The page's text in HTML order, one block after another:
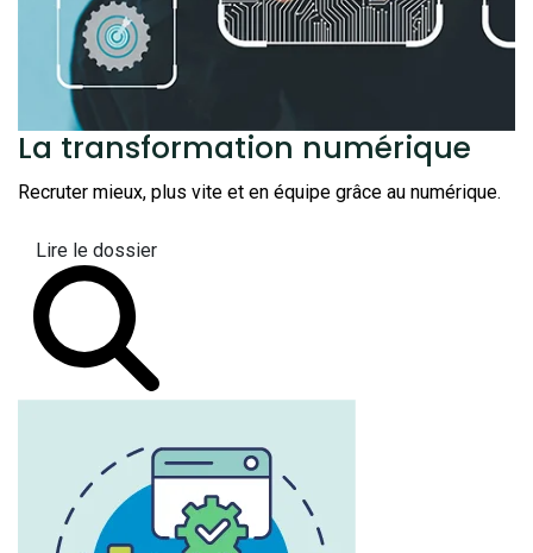
La transformation numérique
Recruter mieux, plus vite et en équipe grâce au numérique.
Lire le dossier